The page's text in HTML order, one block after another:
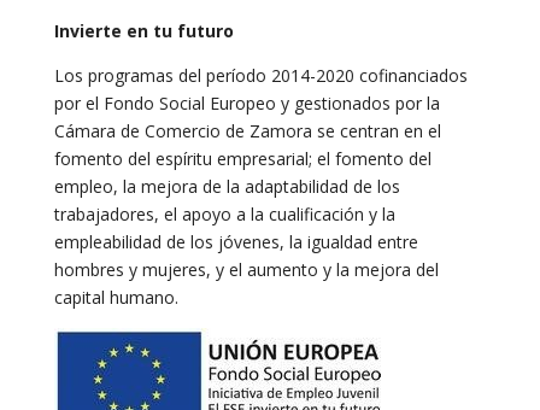
Invierte en tu futuro
Los programas del período 2014-2020 cofinanciados
por el Fondo Social Europeo y gestionados por la
Cámara de Comercio de Zamora se centran en el
fomento del espíritu empresarial; el fomento del
empleo, la mejora de la adaptabilidad de los
trabajadores, el apoyo a la cualificación y la
empleabilidad de los jóvenes, la igualdad entre
hombres y mujeres, y el aumento y la mejora del
capital humano.